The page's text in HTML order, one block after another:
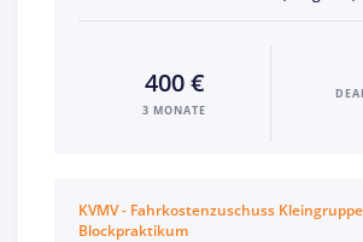
400 €
3 MONATE
KVMV - Fahrkostenzuschuss
Blockpraktikum